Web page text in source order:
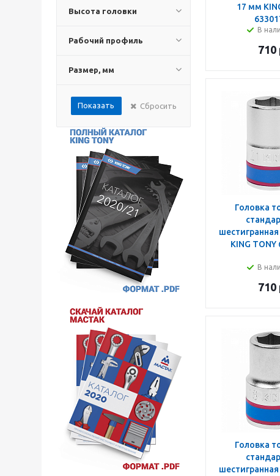
Высота головки
Рабочий профиль
Размер, мм
Показать Сбросить
17 мм
В
710
Головка
KING TONY
В
710
Головка